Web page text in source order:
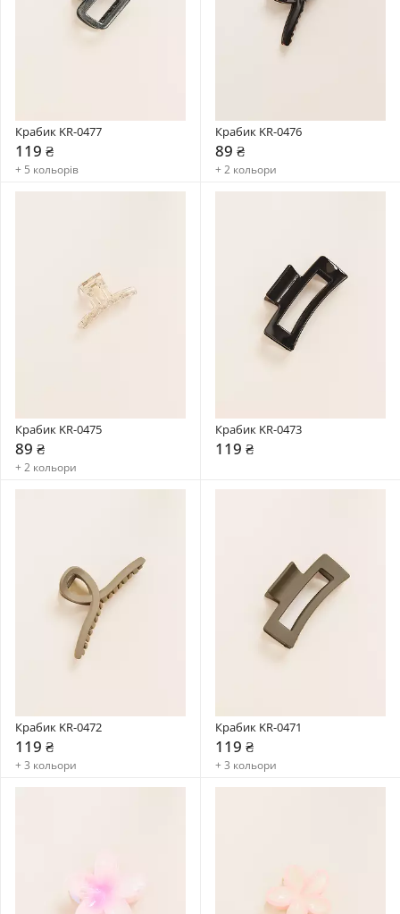
Крабик KR-0477
119 ₴
+ 5 кольорів
Крабик KR-0476
89 ₴
+ 2 кольори
Крабик KR-0475
89 ₴
+ 2 кольори
Крабик KR-0473
119 ₴
Крабик KR-0472
119 ₴
+ 3 кольори
Крабик KR-0471
119 ₴
+ 3 кольори